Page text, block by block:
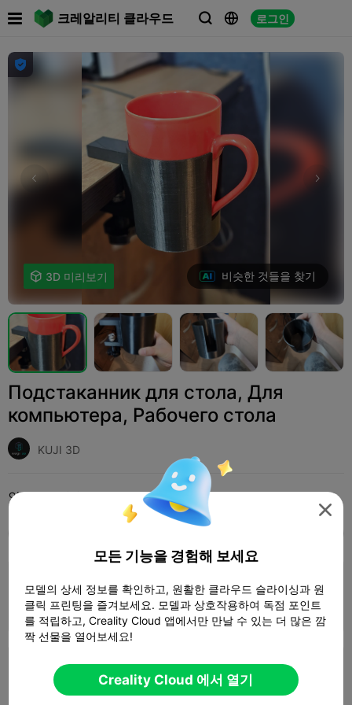
크레알리티 클라우드   로그인
 

 3D 미리보기 비슷한 것들을 찾기
Подстаканник для стола, Для
компьютера, Рабочего стола
KUJI 3D
인쇄 설정 (2) 추가하다 Household  
0.2mm layer, 3 walls, 15% infill
 03h 26m  1 플레이트  151.16g
 03h 48m   119.65g

모든 기능을 경험해 보세요
모델의 상세 정보를 확인하고, 원활한 클라우드 슬라이싱과 원
클릭 프린팅을 즐겨보세요. 모델과 상호작용하여 독점 포인트
를 적립하고, Creality Cloud 앱에서만 만날 수 있는 더 많은 깜
짝 선물을 열어보세요!
Creality Cloud 에서 열기